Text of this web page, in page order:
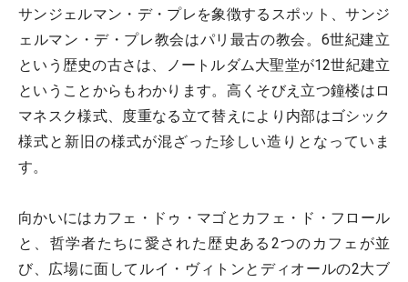
サンジェルマン・デ・プレを象徴するスポット、サンジ
ェルマン・デ・プレ教会はパリ最古の教会。6世紀建立
という歴史の古さは、ノートルダム大聖堂が12世紀建立
ということからもわかります。高くそびえ立つ鐘楼はロ
マネスク様式、度重なる立て替えにより内部はゴシック
様式と新旧の様式が混ざった珍しい造りとなっていま
す。
向かいにはカフェ・ドゥ・マゴとカフェ・ド・フロール
と、哲学者たちに愛された歴史ある2つのカフェが並
び、広場に面してルイ・ヴィトンとディオールの2大ブ